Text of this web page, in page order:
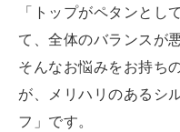
「トップがペタンとし
て、全体のバランスが
そんなお悩みをお持ち
が、メリハリのあるシ
フ」です。